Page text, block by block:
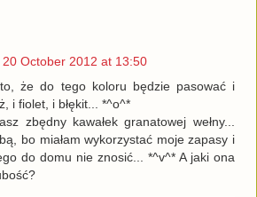
20 October 2012 at 13:50
że do tego koloru będzie pasować i
i fiolet, i błękit... *^o^*
zbędny kawałek granatowej wełny...
bo miałam wykorzystać moje zapasy i
do domu nie znosić... *^v^* A jaki ona